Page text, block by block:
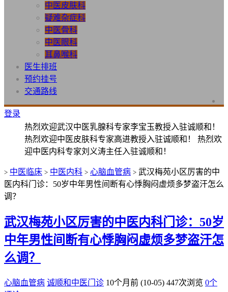
中医皮肤科
疑难杂症科
中医骨科
中医眼科
耳鼻喉科
医生排班
预约挂号
交通路线
登录
热烈欢迎武汉中医乳腺科专家李宝玉教授入驻诚顺和！
热烈欢迎中医皮肤科专家高进教授入驻诚顺和！ 热烈欢
迎中医内科专家刘义涛主任入驻诚顺和！
> 中医临床 > 中医内科 > 心脑血管病 > 武汉梅苑小区厉害的中
医内科门诊：50岁中年男性间断有心悸胸闷虚烦多梦盗汗怎么
调？
武汉梅苑小区厉害的中医内科门诊：50岁
中年男性间断有心悸胸闷虚烦多梦盗汗怎
么调？
心脑血管病 诚顺和中医门诊 10个月前 (10-05) 447次浏览 0个